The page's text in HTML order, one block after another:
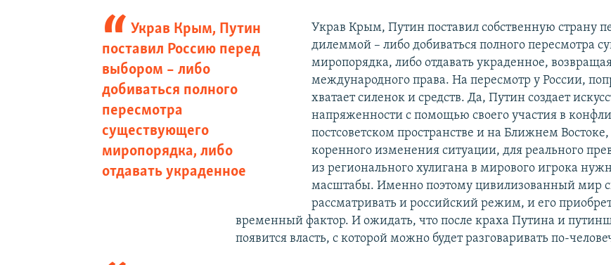
Украв Крым, Путин
поставил Россию перед
выбором – либо
добиваться полного
пересмотра
существующего
миропорядка, либо
отдавать украденное
Украв Крым, Путин поставил собственную страну
дилеммой – либо добиваться полного пересмотра
миропорядка, либо отдавать украденное,
международного права. На пересмотр у России,
хватает силенок и средств. Да, Путин создает
напряженности с помощью своего участия в
постсоветском пространстве и на Ближнем
коренного изменения ситуации, для реального
из регионального хулигана в мирового игрока
масштабы. Именно поэтому цивилизованный мир
рассматривать и российский режим, и его
временный фактор. И ожидать, что после краха Путина и
появится власть, с которой можно будет разговаривать по-